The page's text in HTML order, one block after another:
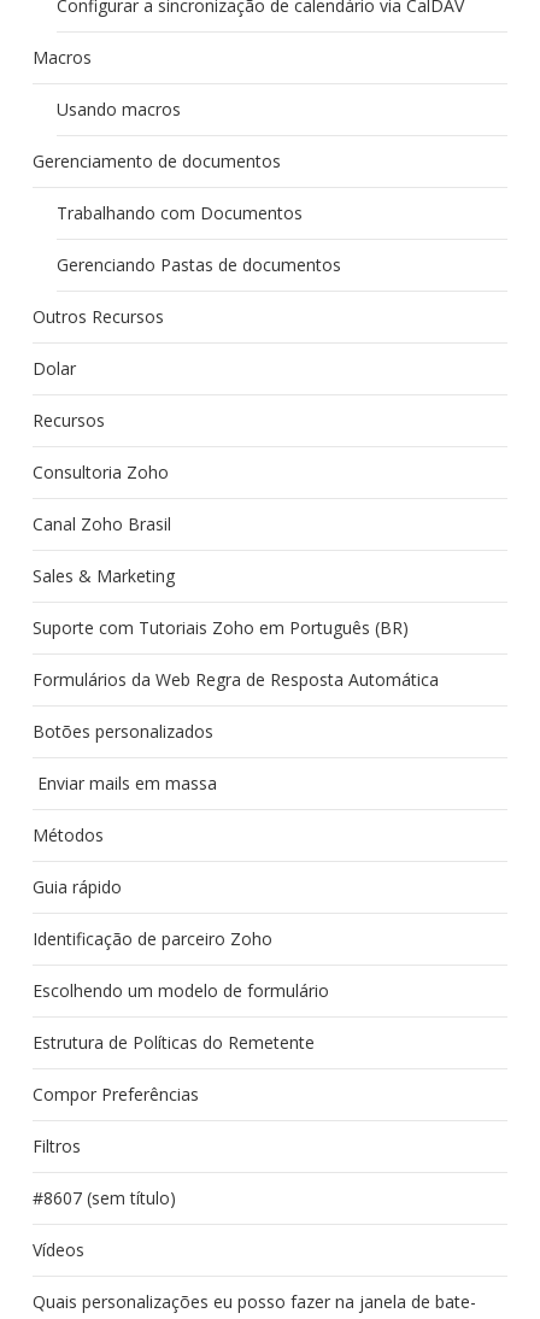
Configurar a sincronização de calendário via CalDAV
Macros
Usando macros
Gerenciamento de documentos
Trabalhando com Documentos
Gerenciando Pastas de documentos
Outros Recursos
Dolar
Recursos
Consultoria Zoho
Canal Zoho Brasil
Sales & Marketing
Suporte com Tutoriais Zoho em Português (BR)
Formulários da Web Regra de Resposta Automática
Botões personalizados
Enviar mails em massa
Métodos
Guia rápido
Identificação de parceiro Zoho
Escolhendo um modelo de formulário
Estrutura de Políticas do Remetente
Compor Preferências
Filtros
#8607 (sem título)
Vídeos
Quais personalizações eu posso fazer na janela de bate-